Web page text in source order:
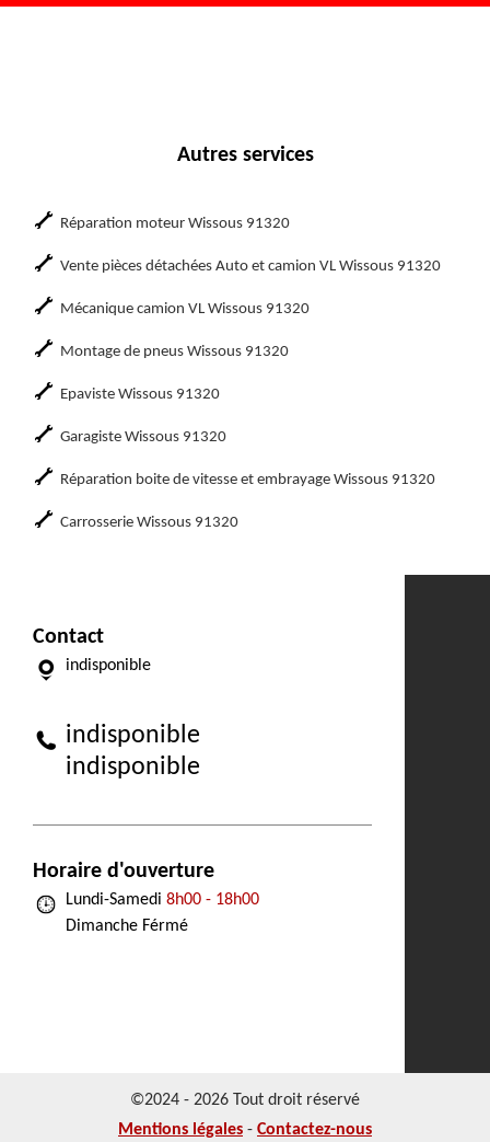
Autres services
Réparation moteur Wissous 91320
Vente pièces détachées Auto et camion VL Wissous 91320
Mécanique camion VL Wissous 91320
Montage de pneus Wissous 91320
Epaviste Wissous 91320
Garagiste Wissous 91320
Réparation boite de vitesse et embrayage Wissous 91320
Carrosserie Wissous 91320
Contact
indisponible
indisponible
indisponible
Horaire d'ouverture
Lundi-Samedi 8h00 - 18h00
Dimanche Férmé
©2024 - 2026 Tout droit réservé
Mentions légales - Contactez-nous